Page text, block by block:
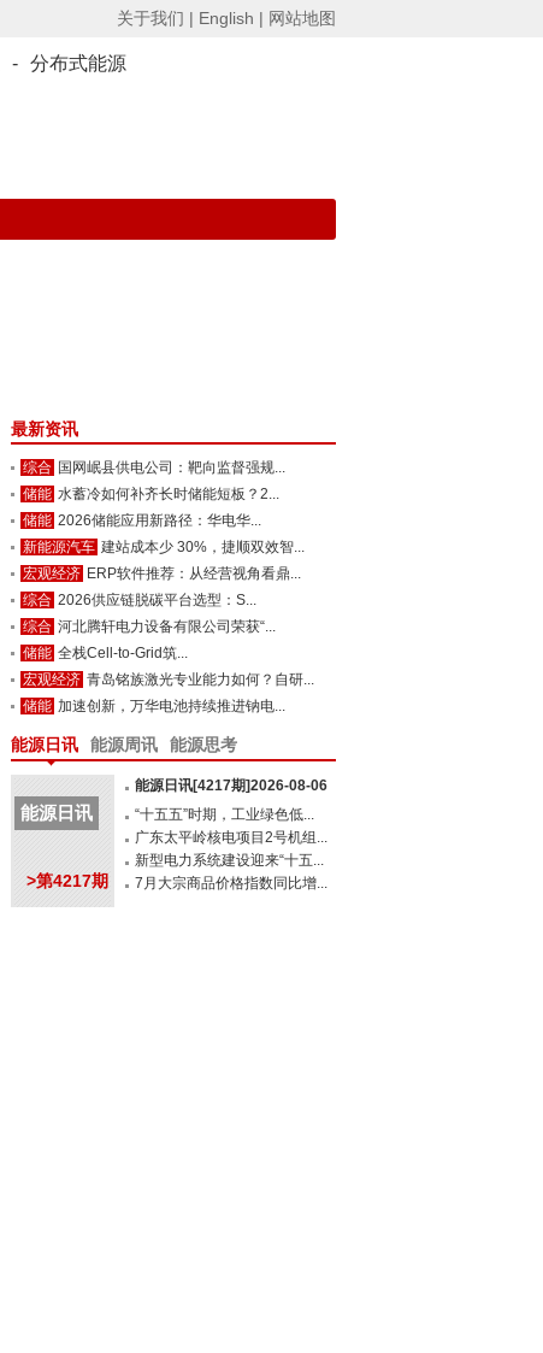
关于我们 | English | 网站地图
- 分布式能源
最新资讯
综合 国网岷县供电公司：靶向监督强规...
储能 水蓄冷如何补齐长时储能短板？2...
储能 2026储能应用新路径：华电华...
新能源汽车 建站成本少 30%，捷顺双效智...
宏观经济 ERP软件推荐：从经营视角看鼎...
综合 2026供应链脱碳平台选型：S...
综合 河北腾轩电力设备有限公司荣获“...
储能 全栈Cell-to-Grid筑...
宏观经济 青岛铭族激光专业能力如何？自研...
储能 加速创新，万华电池持续推进钠电...
能源日讯 能源周讯 能源思考
能源日讯
>第4217期
能源日讯[4217期]2026-08-06
“十五五”时期，工业绿色低...
广东太平岭核电项目2号机组...
新型电力系统建设迎来“十五...
7月大宗商品价格指数同比增...